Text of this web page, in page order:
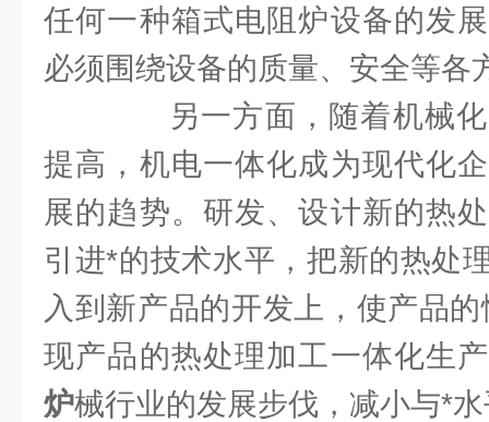
任何一种箱式电阻炉设备的发
必须围绕设备的质量、安全等各
另一方面，随着机械化
提高，机电一体化成为现代化
展的趋势。研发、设计新的热
引进*的技术水平，把新的热处
入到新产品的开发上，使产品
现产品的热处理加工一体化生
炉械行业的发展步伐，减小与*